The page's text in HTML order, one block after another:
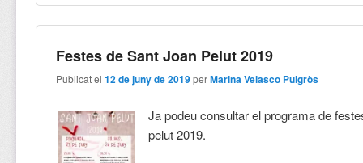
Festes de Sant Joan Pelut 2019
Publicat el12 de juny de 2019 perMarina Velasco Puigròs
Ja podeu consultar el programa de
pelut 2019.